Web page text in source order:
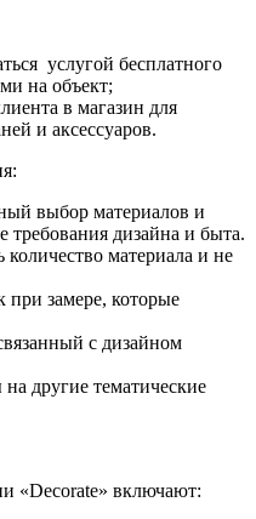
услугой бесплатного
на объект;
в магазин для
и аксессуаров.
выбор материалов и
требования дизайна и быта.
количество материала и не
при замере, которые
с дизайном
другие тематические
«Decorate» включают: